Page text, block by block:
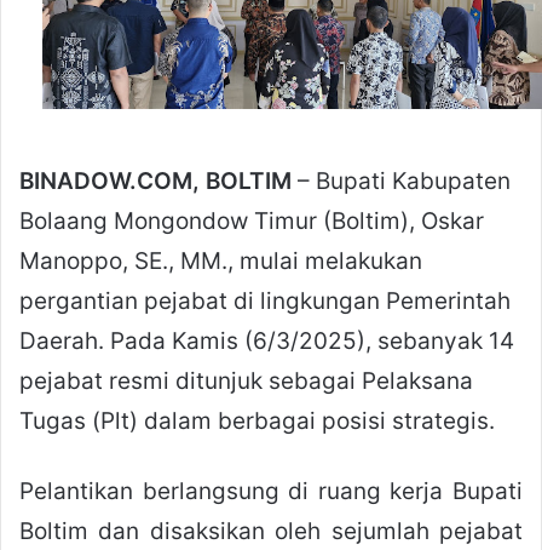
BINADOW.COM, BOLTIM – Bupati Kabupaten
Bolaang Mongondow Timur (Boltim), Oskar
Manoppo, SE., MM., mulai melakukan
pergantian pejabat di lingkungan Pemerintah
Daerah. Pada Kamis (6/3/2025), sebanyak 14
pejabat resmi ditunjuk sebagai Pelaksana
Tugas (Plt) dalam berbagai posisi strategis.
Pelantikan berlangsung di ruang kerja Bupati
Boltim dan disaksikan oleh sejumlah pejabat